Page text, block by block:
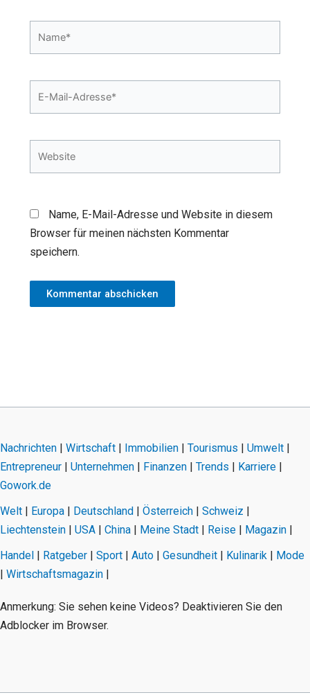
Name, E-Mail-Adresse und Website in diesem
Browser für meinen nächsten Kommentar
speichern.
Nachrichten | Wirtschaft | Immobilien | Tourismus | Umwelt |
Entrepreneur | Unternehmen | Finanzen | Trends | Karriere |
Gowork.de
Welt | Europa | Deutschland | Österreich | Schweiz |
Liechtenstein | USA | China | Meine Stadt | Reise | Magazin |
Handel | Ratgeber | Sport | Auto | Gesundheit | Kulinarik | Mode
| Wirtschaftsmagazin |
Anmerkung: Sie sehen keine Videos? Deaktivieren Sie den
Adblocker im Browser.